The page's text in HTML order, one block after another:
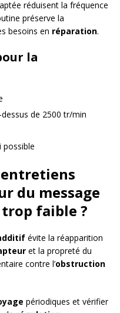
réduisent la fréquence
préserve la
besoins en réparation.
la
de 2500 tr/min
possible
du message
faible ?
évite la réapparition
et la propreté du
contre l’obstruction
périodiques et vérifier